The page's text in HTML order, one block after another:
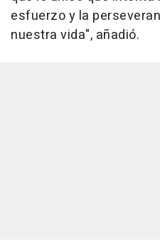
esfuerzo y la
nuestra vida", añadió.